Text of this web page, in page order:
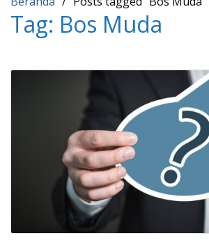
Tag: Bos Muda